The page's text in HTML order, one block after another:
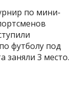
по мини-
футболу под
заняли 3 место.